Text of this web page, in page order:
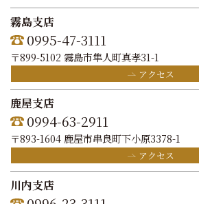
霧島支店
0995-47-3111
〒899-5102 霧島市隼人町真孝31-1
アクセス
鹿屋支店
0994-63-2911
〒893-1604 鹿屋市串良町下小原3378-1
アクセス
川内支店